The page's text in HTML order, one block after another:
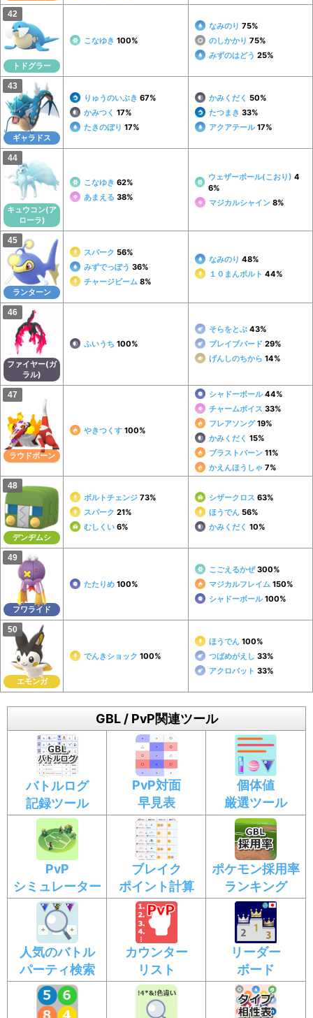
トドグラー
こなゆき 100%
なみのり 75%
のしかかり 75%
みずのはどう 25%
ギャラドス
りゅうのいぶき 67%
かみつく 17%
たきのぼり 17%
かみくだく 50%
たつまき 33%
アクアテール 17%
キュウコン(ア
ローラ)
こなゆき 62%
あまえる 38%
ウェザーボール(こおり) 4
6%
マジカルシャイン 8%
ランターン
スパーク 56%
みずでっぽう 36%
チャージビーム 8%
なみのり 48%
１０まんボルト 44%
ファイヤー(ガ
ラル)
ふいうち 100%
そらをとぶ 43%
ブレイブバード 29%
げんしのちから 14%
ラウドボーン
やきつくす 100%
シャドーボール 44%
チャームボイス 33%
フレアソング 19%
かみくだく 15%
ブラストバーン 11%
かえんほうしゃ 7%
デンヂムシ
ボルトチェンジ 73%
スパーク 21%
むしくい 6%
シザークロス 63%
ほうでん 56%
かみくだく 10%
フワライド
たたりめ 100%
こごえるかぜ 300%
マジカルフレイム 150%
シャドーボール 100%
エモンガ
でんきショック 100%
ほうでん 100%
つばめがえし 33%
アクロバット 33%
GBL / PvP関連ツール
バトルログ
記録ツール
PvP対面
早見表
個体値
厳選ツール
PvP
シミュレーター
ブレイク
ポイント計算
ポケモン採用率
ランキング
人気のバトル
パーティ検索
カウンター
リスト
リーダー
ボード